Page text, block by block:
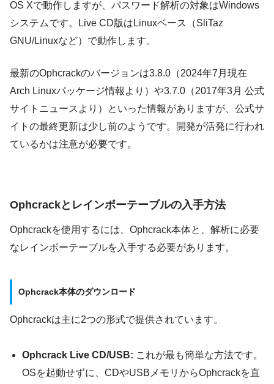
OS Xで動作しますが、パスワード解析の対象はWindows
システムです。Live CD版はLinuxベース（SliTaz
GNU/Linuxなど）で動作します。
最新のOphcrackのバージョンは3.8.0（2024年7月現在
Arch Linuxパッケージ情報より）や3.7.0（2017年3月 公式
サイトニュースより）といった情報がありますが、公式サ
イトの最終更新は少し前のようです。開発が活発に行われ
ているかは注意が必要です。
Ophcrackとレインボーテーブルの入手方法
Ophcrackを使用するには、Ophcrack本体と、解析に必要
なレインボーテーブルを入手する必要があります。
Ophcrack本体のダウンロード
Ophcrackは主に2つの形式で提供されています。
Ophcrack Live CD/USB: これが最も簡単な方法です。
OSを起動せずに、CDやUSBメモリからOphcrackを直